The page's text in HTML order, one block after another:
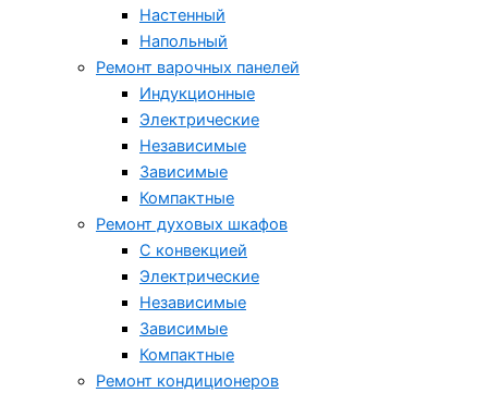
Настенный
Напольный
Ремонт варочных панелей
Индукционные
Электрические
Независимые
Зависимые
Компактные
Ремонт духовых шкафов
С конвекцией
Электрические
Независимые
Зависимые
Компактные
Ремонт кондиционеров